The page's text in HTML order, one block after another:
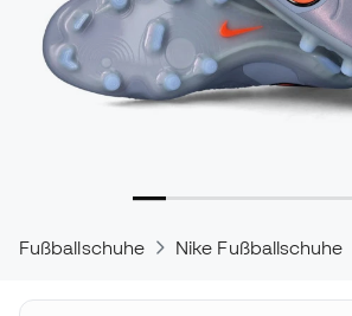
Fußballschuhe Nike Fußballschuhe